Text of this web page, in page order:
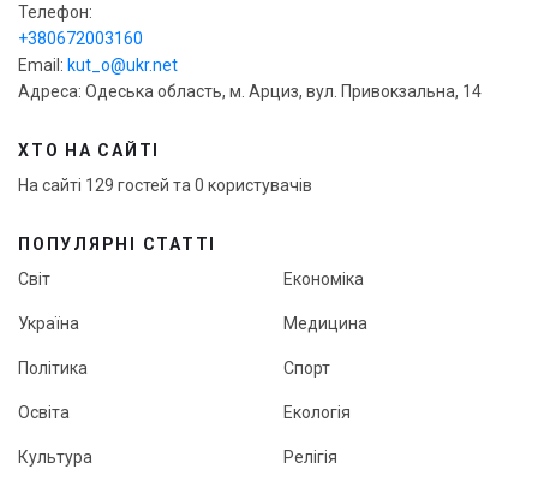
Телефон:
+380672003160
Email: kut_o@ukr.net
Адреса: Одеська область, м. Арциз, вул. Привокзальна, 14
ХТО НА САЙТІ
На сайті 129 гостей та 0 користувачів
ПОПУЛЯРНІ СТАТТІ
Світ
Україна
Політика
Освіта
Культура
Економіка
Медицина
Спорт
Екологія
Релігія